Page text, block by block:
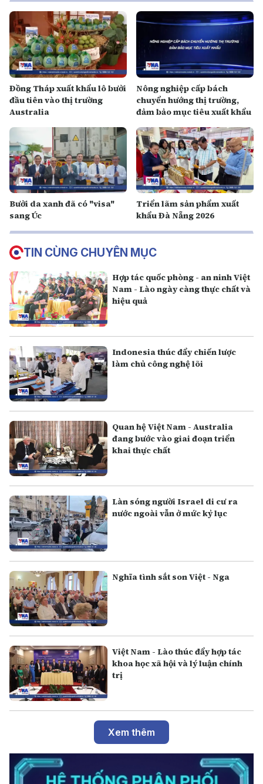
Đồng Tháp xuất khẩu lô bưởi
đầu tiên vào thị trường
Australia
Nông nghiệp cấp bách
chuyển hướng thị trường,
đảm bảo mục tiêu xuất khẩu
Bưởi da xanh đã có "visa"
sang Úc
Triển lãm sản phẩm xuất
khẩu Đà Nẵng 2026
TIN CÙNG CHUYÊN MỤC
Hợp tác quốc phòng - an ninh Việt
Nam - Lào ngày càng thực chất và
hiệu quả
Indonesia thúc đẩy chiến lược
làm chủ công nghệ lõi
Quan hệ Việt Nam - Australia
đang bước vào giai đoạn triển
khai thực chất
Làn sóng người Israel di cư ra
nước ngoài vẫn ở mức kỷ lục
Nghĩa tình sắt son Việt - Nga
Việt Nam - Lào thúc đẩy hợp tác
khoa học xã hội và lý luận chính
trị
Xem thêm